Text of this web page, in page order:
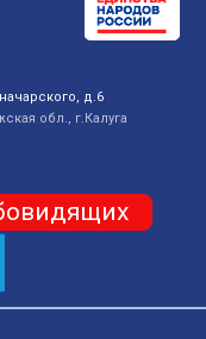
д.6
обл., г.Калуга